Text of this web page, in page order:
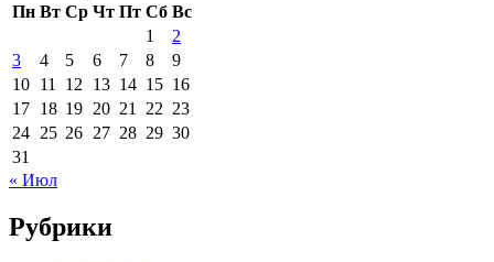
Пн Вт Ср Чт Пт Сб Вс
1
2
3
4 5 6 7 8
9
10 11 12 13 14 15 16
17 18 19 20 21 22 23
24 25 26 27 28 29 30
31
« Июл
Рубрики